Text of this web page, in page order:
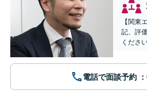
【関東
記、評
ください
電話で面談予約